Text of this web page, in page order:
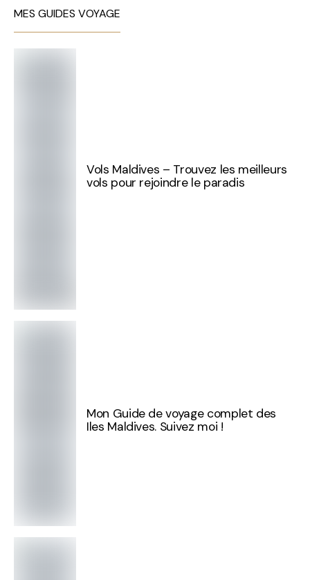
MES GUIDES VOYAGE
Vols Maldives – Trouvez les meilleurs
vols pour rejoindre le paradis
Mon Guide de voyage complet des
Iles Maldives. Suivez moi !